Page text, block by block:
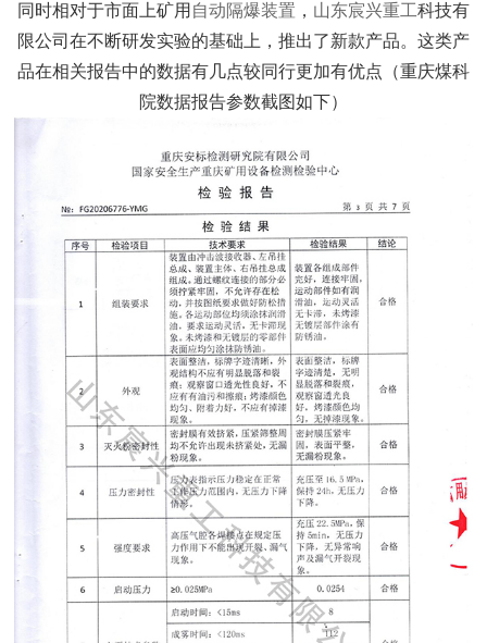
同时相对于市面上矿用 自动隔爆装置 ， 山东宸兴重工科技有
限公司在不断研发实验的基础上，推出了新款产品。这类产
品在相关报告中的数据有几点较同行更加有优点（重庆煤科
院数据报告参数截图如下）